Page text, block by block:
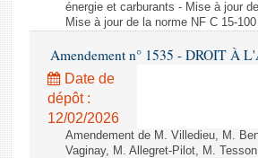
énergie et carburants - Mise à jour
Mise à jour de la norme NF C 15-
Amendement n° 1535 - DROIT À
Date de
dépôt :
12/02/2026
Amendement de M. Villedieu, M.
Vaginay, M. Allegret-Pilot, M.